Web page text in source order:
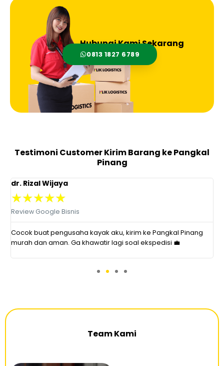
Hubungi Kami Sekarang
0813 1827 6789
Testimoni Customer Kirim Barang ke Pangkal
Pinang
dr. Rizal Wijaya
★★★★★
Review Google Bisnis
Cocok buat pengusaha kayak aku, kirim ke Pangkal Pinang
murah dan aman. Ga khawatir lagi soal ekspedisi 💼
Team Kami